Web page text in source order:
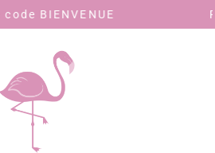
Payez en 4 fois